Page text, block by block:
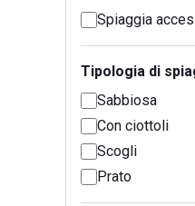
Spiaggia
Tipologia di
Sabbiosa
Con ciottoli
Scogli
Prato